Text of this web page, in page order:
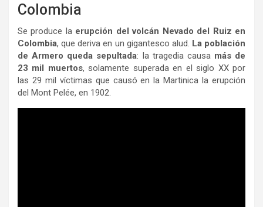
Colombia
Se produce la erupción del volcán Nevado del Ruiz en
Colombia, que deriva en un gigantesco alud. La población
de Armero queda sepultada: la tragedia causa más de
23 mil muertos, solamente superada en el siglo XX por
las 29 mil víctimas que causó en la Martinica la erupción
del Mont Pelée, en 1902.